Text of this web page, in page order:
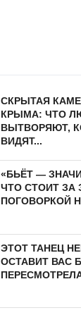
СКРЫТАЯ
КРЫМА: ЧТО
ВЫТВОРЯЮТ,
ВИДЯТ...
«БЬЁТ —
ЧТО СТОИТ ЗА
ПОГОВОРКОЙ
ЭТОТ ТАНЕЦ
ОСТАВИТ ВАС